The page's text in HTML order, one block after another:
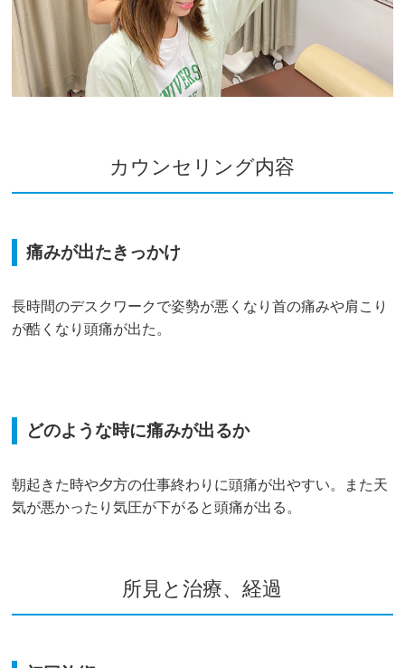
カウンセリング内容
痛みが出たきっかけ
長時間のデスクワークで姿勢が悪くなり首の痛みや肩こり
が酷くなり頭痛が出た。
どのような時に痛みが出るか
朝起きた時や夕方の仕事終わりに頭痛が出やすい。また天
気が悪かったり気圧が下がると頭痛が出る。
所見と治療、経過